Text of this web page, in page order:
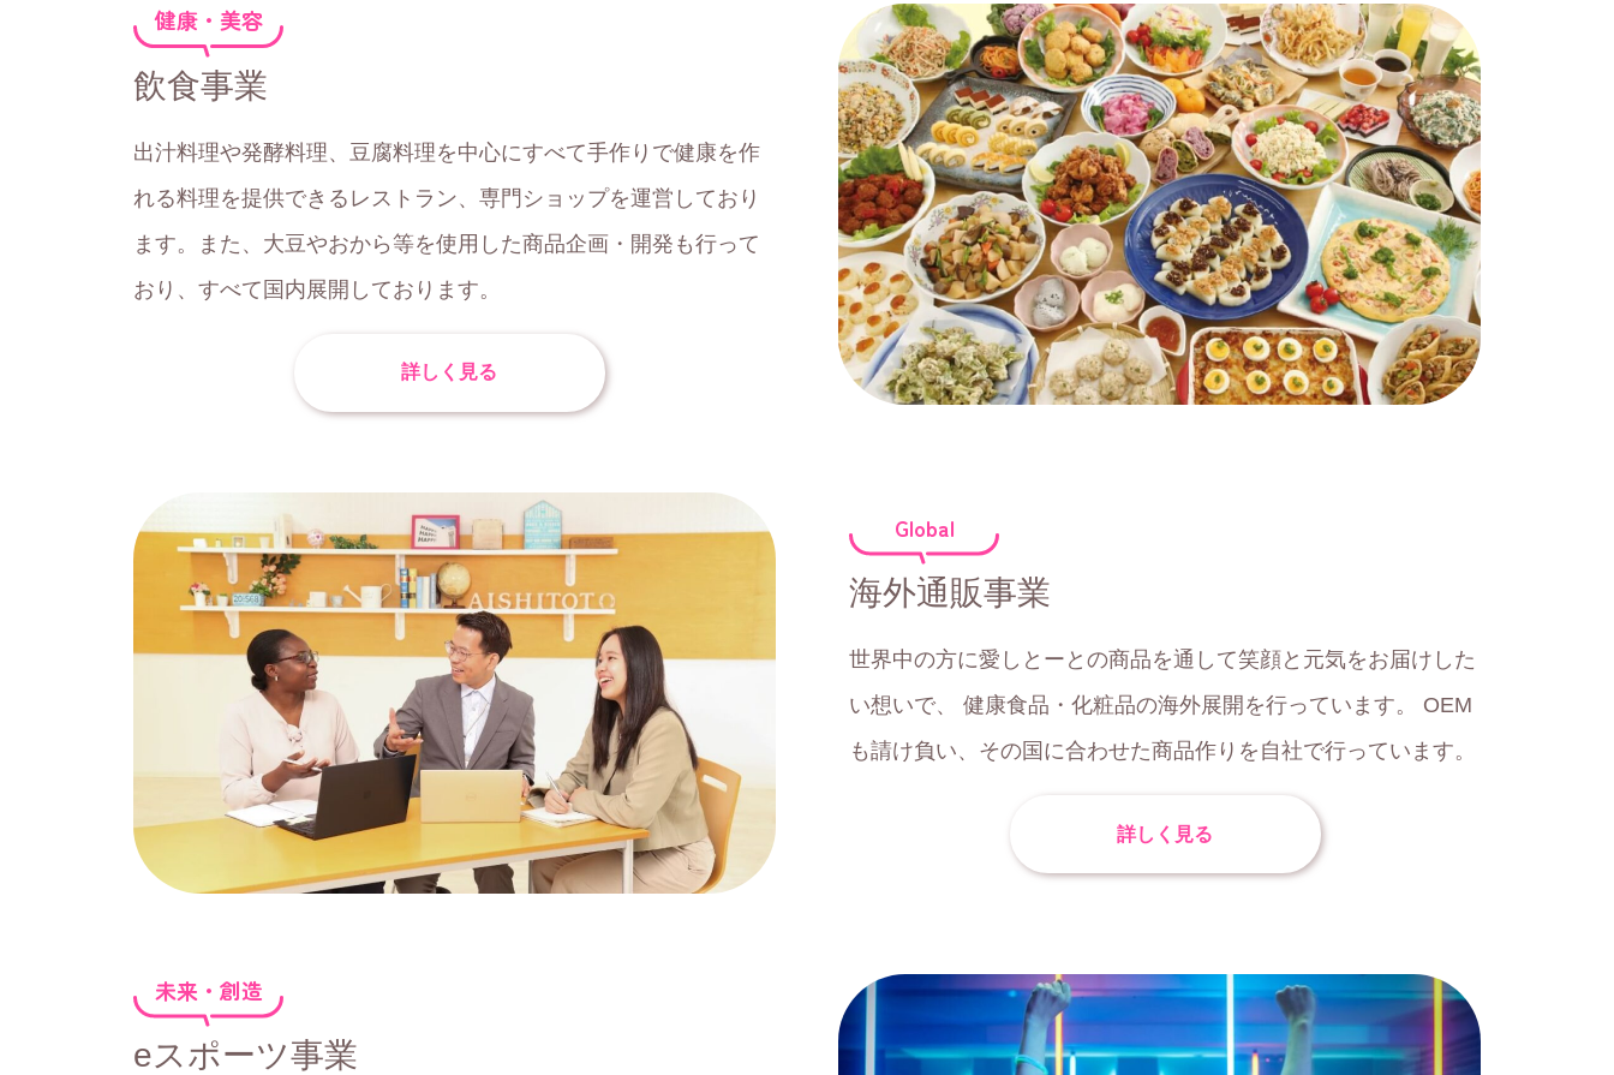
飲⾷事業
健康・美容
出汁料理や発酵料理、豆腐料理を中心にすべて手作りで健康を作
れる料理を提供できるレストラン、専門ショップを運営しており
ます。また、大豆やおから等を使用した商品企画・開発も行って
おり、すべて国内展開しております。
詳しく見る
海外通販事業
Global
世界中の方に愛しとーとの商品を通して笑顔と元気をお届けした
い想いで、 健康食品・化粧品の海外展開を行っています。 OEM
も請け負い、その国に合わせた商品作りを自社で行っています。
詳しく見る
eスポーツ事業
未来・創造